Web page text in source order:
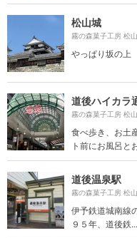
松山城
霧の森菓子工房 松
やっぱり坂の上
道後ハイカラ
霧の森菓子工房 松
食べ歩き、お土
ト前にお風呂と
道後温泉駅
霧の森菓子工房 松
伊予鉄道城南線
９５年、道後鉄...